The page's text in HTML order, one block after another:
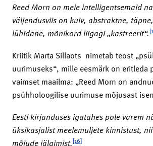
Reed Morn on meie intelligentsemaid
väljendusviis on kuiv, abstraktne,
lühidane, mõnikord liigagi „kastreerit“.
Kriitik Marta Sillaots nimetab teost
uurimuseks“, mille eesmärk on eritleda
vaimset maailma: „Reed Morn on
psühholoogilise uurimuse mõjusast
Eesti kirjanduses igatahes pole varem
üksikasjalist meelemuljete kinnistust,
mõjude jälgimist.[16]